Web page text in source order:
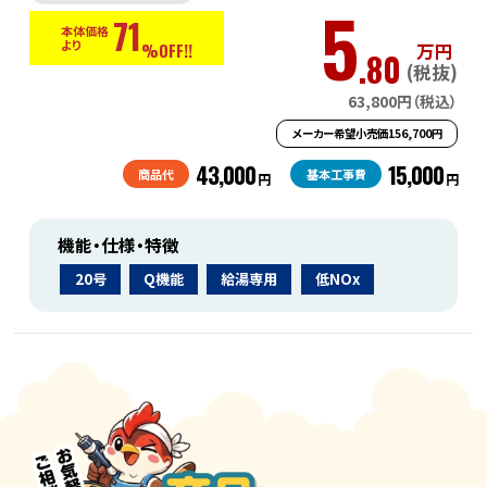
本体価格
より
71%OFF!! 5.80 万円
(税抜)
63,800円（税込）
メーカー希望小売価156,700円
商品代 43,000円 基本工事費 15,000円
機能・仕様・特徴
20号 Q機能 給湯専用 低NOx